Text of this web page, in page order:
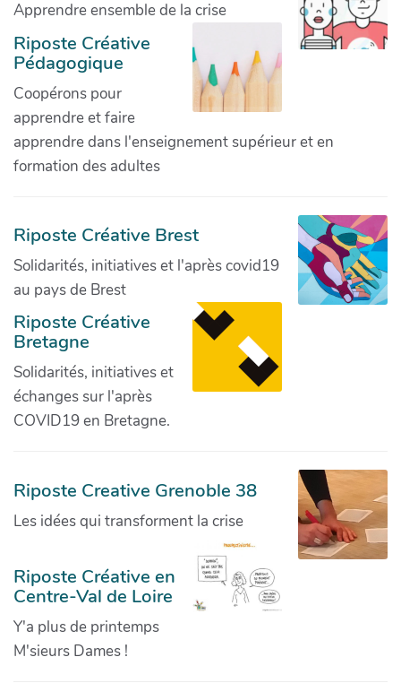
Apprendre ensemble de la crise
Riposte Créative
Pédagogique
Coopérons pour
apprendre et faire
apprendre dans l'enseignement supérieur et en
formation des adultes
Riposte Créative Brest
Solidarités, initiatives et l'après covid19
au pays de Brest
Riposte Créative
Bretagne
Solidarités, initiatives et
échanges sur l'après
COVID19 en Bretagne.
Riposte Creative Grenoble 38
Les idées qui transforment la crise
Riposte Créative en
Centre-Val de Loire
Y'a plus de printemps
M'sieurs Dames !